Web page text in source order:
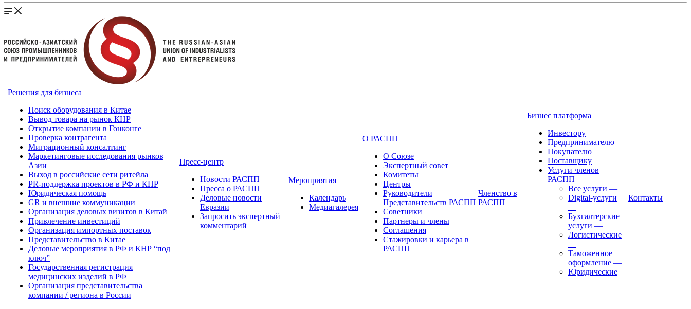
Решения для бизнеса
Поиск оборудования в Китае
Вывод товара на рынок КНР
Открытие компании в Гонконге
Проверка контрагента
Миграционный консалтинг
Маркетинговые исследования рынков
Азии
Выход в российские сети ритейла
PR-поддержка проектов в РФ и КНР
Юридическая помощь
GR и внешние коммуникации
Организация деловых визитов в Китай
Привлечение инвестиций
Организация импортных поставок
Представительство в Китае
Деловые мероприятия в РФ и КНР “под
ключ”
Государственная регистрация
медицинских изделий в РФ
Организация представительства
компании / региона в России
Пресс-центр
Новости РАСПП
Пресса о РАСПП
Деловые новости
Евразии
Запросить экспертный
комментарий
Мероприятия
Календарь
Медиагалерея
О РАСПП
О Союзе
Экспертный совет
Комитеты
Центры
Руководители
Представительств РАСПП
Советники
Партнеры и члены
Соглашения
Стажировки и карьера в
РАСПП
Членство в
РАСПП
Бизнес платформа
Инвестору
Предпринимателю
Покупателю
Поставщику
Услуги членов
РАСПП
Все услуги —
Digital-услуги
—
Бухгалтерские
услуги —
Логистические
—
Таможенное
оформление —
Юридические
Контакты